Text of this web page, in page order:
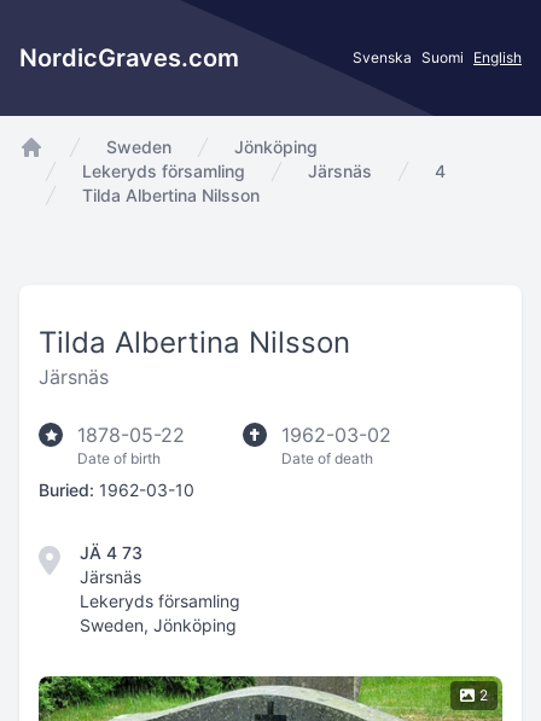
NordicGraves.com Svenska Suomi English
app.Start
Sweden
Jönköping
Lekeryds församling
Järsnäs
4
Tilda Albertina Nilsson
Tilda Albertina Nilsson
Järsnäs
1878-05-22
Date of birth
1962-03-02
Date of death
Buried: 1962-03-10
JÄ 4 73
Järsnäs
Lekeryds församling
Sweden, Jönköping
2